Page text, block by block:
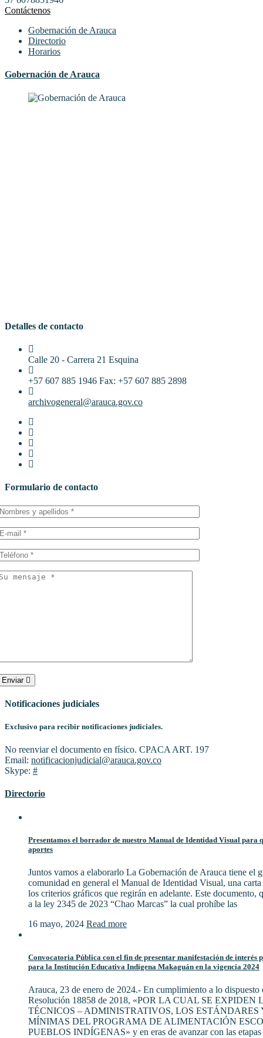
Contáctenos
Gobernación de Arauca
Directorio
Horarios
Gobernación de Arauca
Detalles de contacto
Calle 20 - Carrera 21 Esquina
+57 607 885 1946 Fax: +57 607 885 2898
archivogeneral@arauca.gov.co
Formulario de contacto
Enviar
Notificaciones judiciales
Exclusivo para recibir notificaciones judiciales.
No reenviar el documento en físico. CPACA ART. 197
Email: notificacionjudicial@arauca.gov.co
Skype: #
Directorio
Presentamos el borrador de nuestro Manual de Identidad Visual para
aportes
Juntos vamos a elaborarlo La Gobernación de Arauca tiene el
comunidad en general el Manual de Identidad Visual, una
los criterios gráficos que regirán en adelante. Este documento,
a la ley 2345 de 2023 “Chao Marcas” la cual prohíbe las
16 mayo, 2024 Read more
Convocatoria Pública con el fin de presentar manifestación de interés
para la Institución Educativa Indígena Makaguán en la vigencia 2024
Arauca, 23 de enero de 2024.- En cumplimiento a lo dispuesto
Resolución 18858 de 2018, «POR LA CUAL SE
TÉCNICOS – ADMINISTRATIVOS, LOS ESTÁNDARES
MÍNIMAS DEL PROGRAMA DE ALIMENTACIÓN
PUEBLOS INDÍGENAS» y en eras de avanzar con las etapas